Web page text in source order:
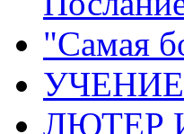
"Самая
УЧЕНИЕ
ЛЮТЕР